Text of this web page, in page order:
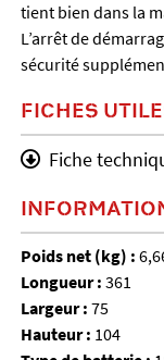
tient bien dans la
L’arrêt de
sécurité
FICHES
Fiche
Poids net (kg) :
Longueur : 361
Largeur : 75
Hauteur : 104